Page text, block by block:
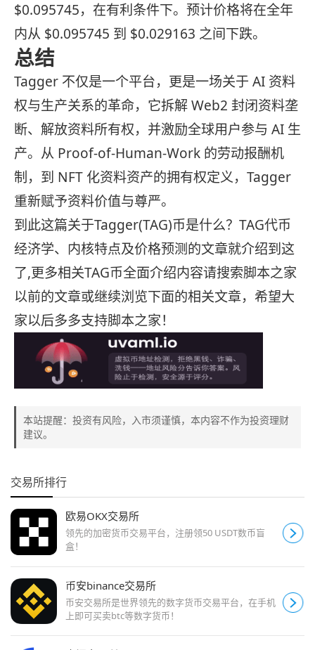
$0.095745，在有利条件下。预计价格将在全年
内从 $0.095745 到 $0.029163 之间下跌。
总结
Tagger 不仅是一个平台，更是一场关于 AI 资料
权与生产关系的革命，它拆解 Web2 封闭资料垄
断、解放资料所有权，并激励全球用户参与 AI 生
产。从 Proof-of-Human-Work 的劳动报酬机
制，到 NFT 化资料资产的拥有权定义，Tagger
重新赋予资料价值与尊严。
到此这篇关于Tagger(TAG)币是什么？TAG代币
经济学、内核特点及价格预测的文章就介绍到这
了,更多相关TAG币全面介绍内容请搜索脚本之家
以前的文章或继续浏览下面的相关文章，希望大
家以后多多支持脚本之家！
本站提醒：投资有风险，入市须谨慎，本内容不作为投资理财
建议。
交易所排行
欧易OKX交易所
领先的加密货币交易平台，注册领50 USDT数币盲
盒！
币安binance交易所
币安交易所是世界领先的数字货币交易平台，在手机
上即可买卖btc等数字货币！